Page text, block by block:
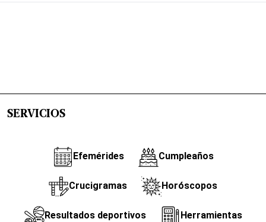
SERVICIOS
Efemérides Cumpleaños
Crucigramas Horóscopos
Resultados deportivos Herramientas